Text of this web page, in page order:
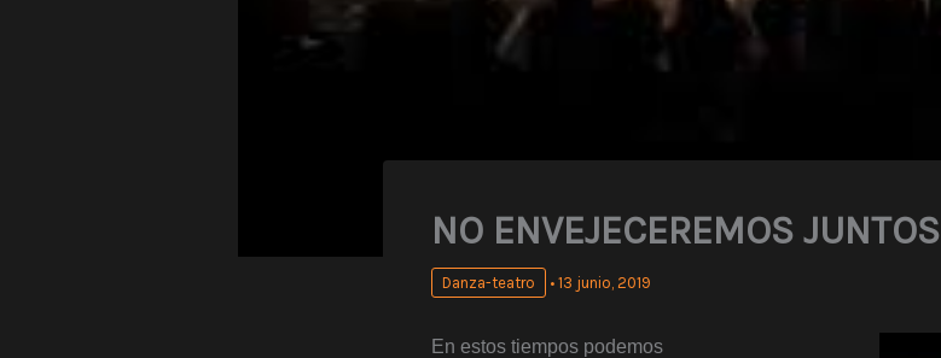
NO ENVEJECEREMOS JUNTOS
Danza-teatro • 13 junio, 2019
En estos tiempos podemos